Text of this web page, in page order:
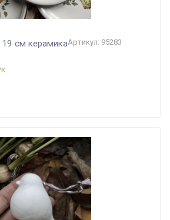
см керамикаАртикул: 95283